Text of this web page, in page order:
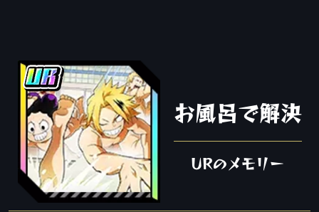
お風呂で解決
URのメモリー